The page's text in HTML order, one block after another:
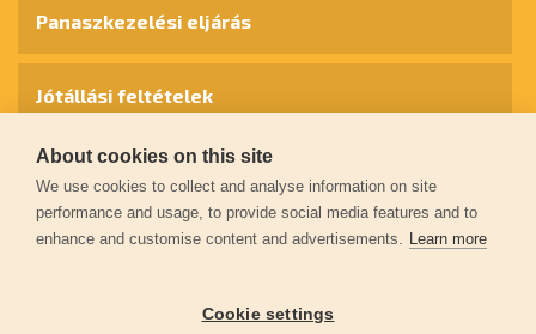
Panaszkezelési eljárás
Jótállási feltételek
Személyes adatok védelme
Kapcsolat
Garancia regisztráció
About cookies on this site
We use cookies to collect and analyse information on site
performance and usage, to provide social media features and to
enhance and customise content and advertisements. Learn more
Cookie settings